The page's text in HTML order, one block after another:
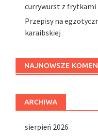
currywurst z frytkami
Przepisy na
karaibskiej
NAJNOWSZE
ARCHIWA
sierpień 2026